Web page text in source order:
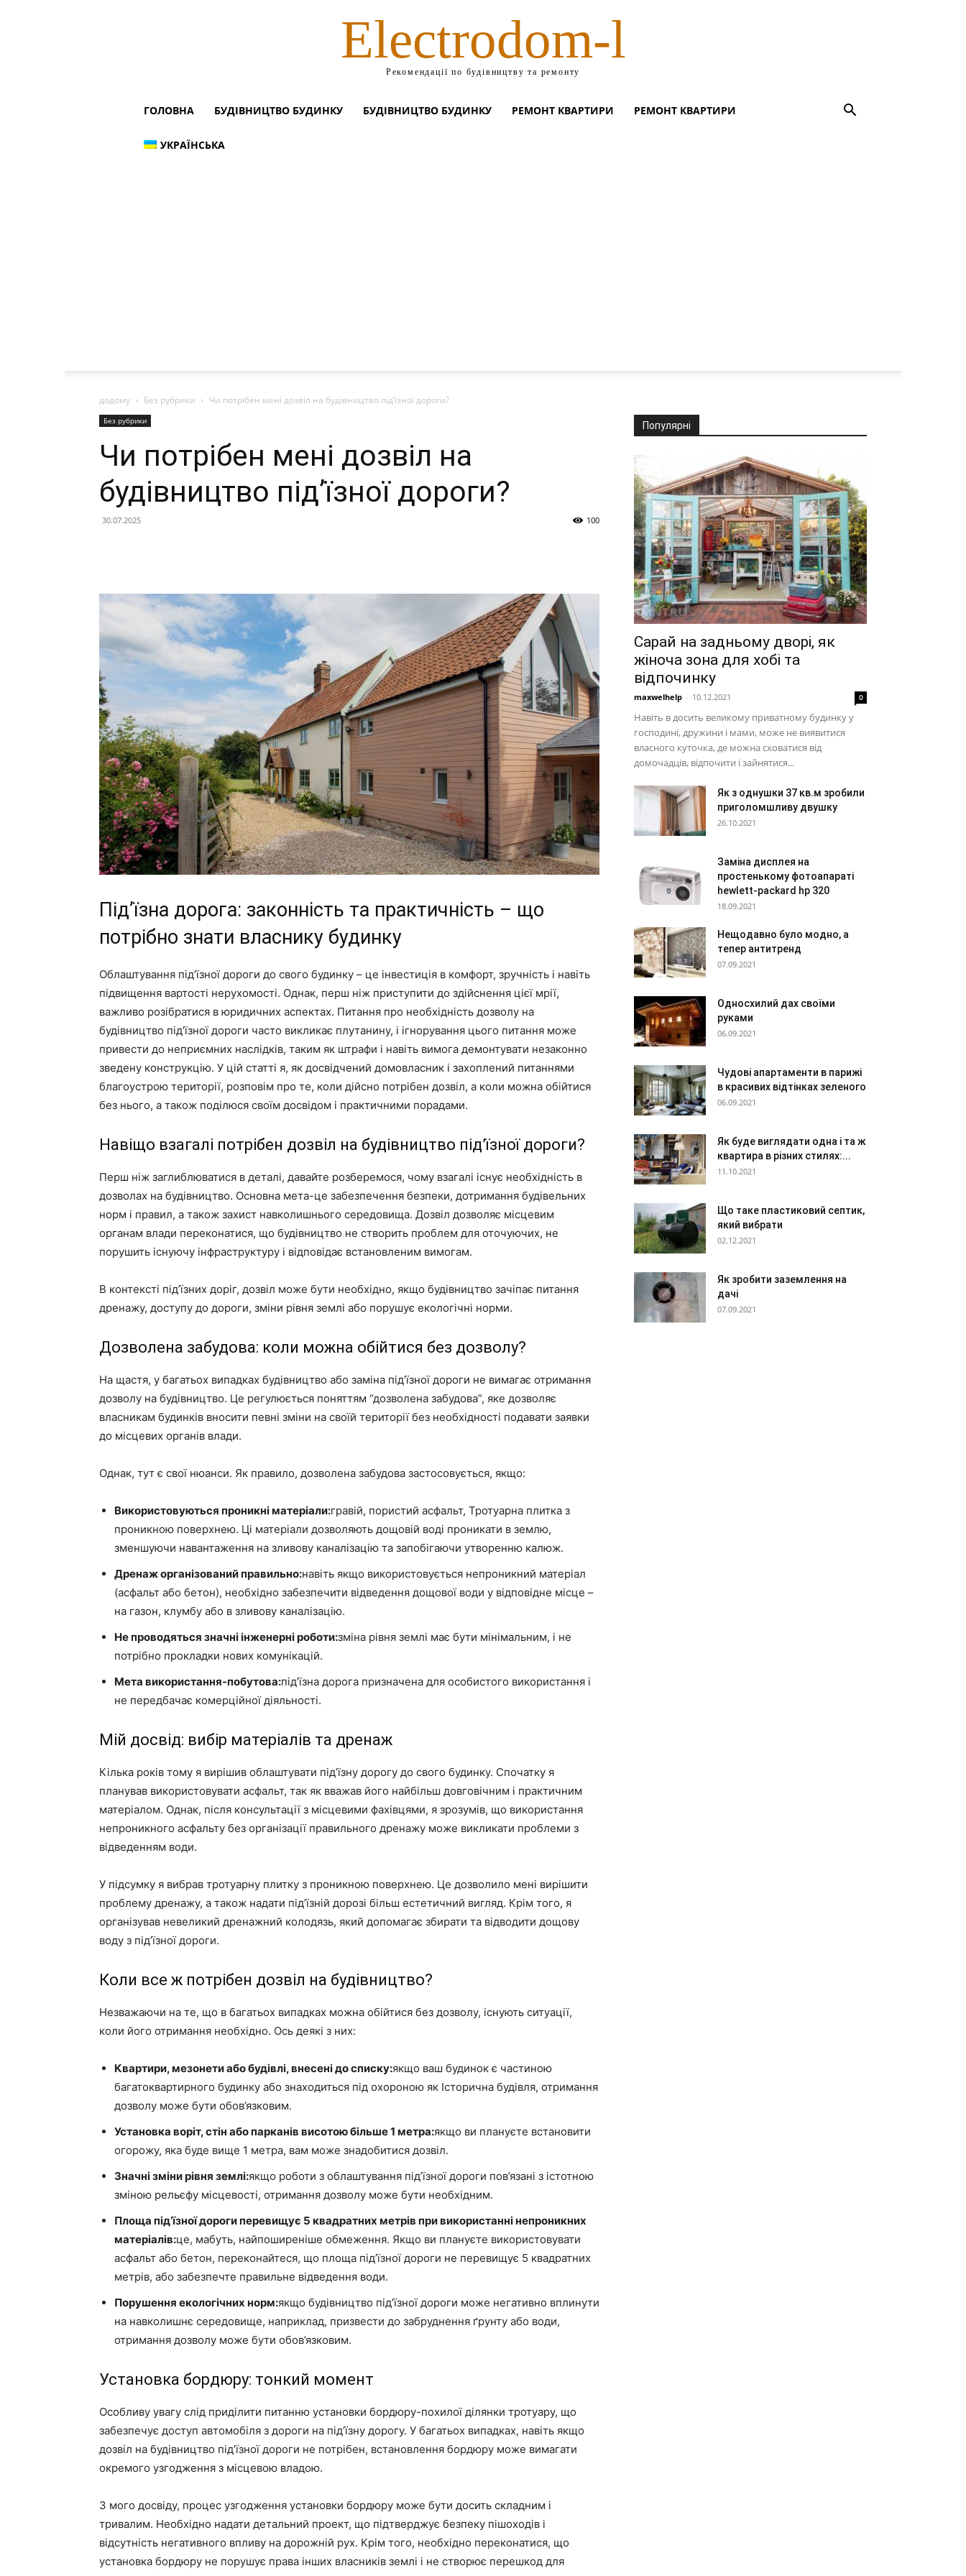
Electrodom-l
Рекомендації по будівництву та ремонту
ГОЛОВНА БУДІВНИЦТВО БУДИНКУ БУДІВНИЦТВО БУДИНКУ РЕМОНТ КВАРТИРИ РЕМОНТ КВАРТИРИ
УКРАЇНСЬКА
додому Без рубрики Чи потрібен мені дозвіл на будівництво під’їзної дороги?
Без рубрики
Чи потрібен мені дозвіл на
будівництво під’їзної дороги?
30.07.2025 100
Під’їзна дорога: законність та практичність – що
потрібно знати власнику будинку
Облаштування під’їзної дороги до свого будинку – це інвестиція в комфорт, зручність і навіть
підвищення вартості нерухомості. Однак, перш ніж приступити до здійснення цієї мрії,
важливо розібратися в юридичних аспектах. Питання про необхідність дозволу на
будівництво під’їзної дороги часто викликає плутанину, і ігнорування цього питання може
привести до неприємних наслідків, таким як штрафи і навіть вимога демонтувати незаконно
зведену конструкцію. У цій статті я, як досвідчений домовласник і захоплений питаннями
благоустрою території, розповім про те, коли дійсно потрібен дозвіл, а коли можна обійтися
без нього, а також поділюся своїм досвідом і практичними порадами.
Навіщо взагалі потрібен дозвіл на будівництво під’їзної дороги?
Перш ніж заглиблюватися в деталі, давайте розберемося, чому взагалі існує необхідність в
дозволах на будівництво. Основна мета-це забезпечення безпеки, дотримання будівельних
норм і правил, а також захист навколишнього середовища. Дозвіл дозволяє місцевим
органам влади переконатися, що будівництво не створить проблем для оточуючих, не
порушить існуючу інфраструктуру і відповідає встановленим вимогам.
В контексті під’їзних доріг, дозвіл може бути необхідно, якщо будівництво зачіпає питання
дренажу, доступу до дороги, зміни рівня землі або порушує екологічні норми.
Дозволена забудова: коли можна обійтися без дозволу?
На щастя, у багатьох випадках будівництво або заміна під’їзної дороги не вимагає отримання
дозволу на будівництво. Це регулюється поняттям “дозволена забудова”, яке дозволяє
власникам будинків вносити певні зміни на своїй території без необхідності подавати заявки
до місцевих органів влади.
Однак, тут є свої нюанси. Як правило, дозволена забудова застосовується, якщо:
Використовуються проникні матеріали:гравій, пористий асфальт, Тротуарна плитка з
проникною поверхнею. Ці матеріали дозволяють дощовій воді проникати в землю,
зменшуючи навантаження на зливову каналізацію та запобігаючи утворенню калюж.
Дренаж організований правильно:навіть якщо використовується непроникний матеріал
(асфальт або бетон), необхідно забезпечити відведення дощової води у відповідне місце –
на газон, клумбу або в зливову каналізацію.
Не проводяться значні інженерні роботи:зміна рівня землі має бути мінімальним, і не
потрібно прокладки нових комунікацій.
Мета використання-побутова:під’їзна дорога призначена для особистого використання і
не передбачає комерційної діяльності.
Мій досвід: вибір матеріалів та дренаж
Кілька років тому я вирішив облаштувати під’їзну дорогу до свого будинку. Спочатку я
планував використовувати асфальт, так як вважав його найбільш довговічним і практичним
матеріалом. Однак, після консультації з місцевими фахівцями, я зрозумів, що використання
непроникного асфальту без організації правильного дренажу може викликати проблеми з
відведенням води.
У підсумку я вибрав тротуарну плитку з проникною поверхнею. Це дозволило мені вирішити
проблему дренажу, а також надати під’їзній дорозі більш естетичний вигляд. Крім того, я
організував невеликий дренажний колодязь, який допомагає збирати та відводити дощову
воду з під’їзної дороги.
Коли все ж потрібен дозвіл на будівництво?
Незважаючи на те, що в багатьох випадках можна обійтися без дозволу, існують ситуації,
коли його отримання необхідно. Ось деякі з них:
Квартири, мезонети або будівлі, внесені до списку:якщо ваш будинок є частиною
багатоквартирного будинку або знаходиться під охороною як Історична будівля, отримання
дозволу може бути обов’язковим.
Установка воріт, стін або парканів висотою більше 1 метра:якщо ви плануєте встановити
огорожу, яка буде вище 1 метра, вам може знадобитися дозвіл.
Значні зміни рівня землі:якщо роботи з облаштування під’їзної дороги пов’язані з істотною
зміною рельєфу місцевості, отримання дозволу може бути необхідним.
Площа під’їзної дороги перевищує 5 квадратних метрів при використанні непроникних
матеріалів:це, мабуть, найпоширеніше обмеження. Якщо ви плануєте використовувати
асфальт або бетон, переконайтеся, що площа під’їзної дороги не перевищує 5 квадратних
метрів, або забезпечте правильне відведення води.
Порушення екологічних норм:якщо будівництво під’їзної дороги може негативно вплинути
на навколишнє середовище, наприклад, призвести до забруднення ґрунту або води,
отримання дозволу може бути обов’язковим.
Установка бордюру: тонкий момент
Особливу увагу слід приділити питанню установки бордюру-похилої ділянки тротуару, що
забезпечує доступ автомобіля з дороги на під’їзну дорогу. У багатьох випадках, навіть якщо
дозвіл на будівництво під’їзної дороги не потрібен, встановлення бордюру може вимагати
окремого узгодження з місцевою владою.
З мого досвіду, процес узгодження установки бордюру може бути досить складним і
тривалим. Необхідно надати детальний проект, що підтверджує безпеку пішоходів і
відсутність негативного впливу на дорожній рух. Крім того, необхідно переконатися, що
установка бордюру не порушує права інших власників землі і не створює перешкод для
Популярні
Сарай на задньому дворі, як
жіноча зона для хобі та
відпочинку
maxwelhelp - 10.12.2021 0
Навіть в досить великому приватному будинку у
господині, дружини і мами, може не виявитися
власного куточка, де можна сховатися від
домочадців, відпочити і зайнятися...
Як з однушки 37 кв.м зробили
приголомшливу двушку
26.10.2021
Заміна дисплея на
простенькому фотоапараті
hewlett-packard hp 320
18.09.2021
Нещодавно було модно, а
тепер антитренд
07.09.2021
Односхилий дах своїми
руками
06.09.2021
Чудові апартаменти в парижі
в красивих відтінках зеленого
06.09.2021
Як буде виглядати одна і та ж
квартира в різних стилях:...
11.10.2021
Що таке пластиковий септик,
який вибрати
02.12.2021
Як зробити заземлення на
дачі
07.09.2021